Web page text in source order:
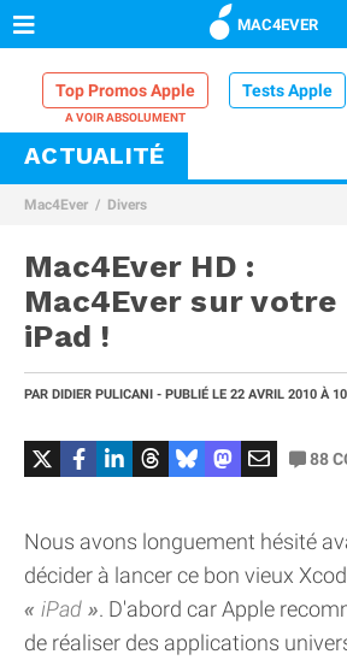
MAC4EVER
Top Promos Apple Tests Apple
VPN Mac
Comparatif iPhone
ACTUALITÉ
Mac4Ever Divers
Mac4Ever HD :
Mac4Ever sur votre
iPad !
PAR DIDIER PULICANI - PUBLIÉ LE 22 AVRIL 2010 À
88
Nous avons longuement hésité
décider à lancer ce bon vieux
iPad
. D'abord car Apple
de réaliser des applications